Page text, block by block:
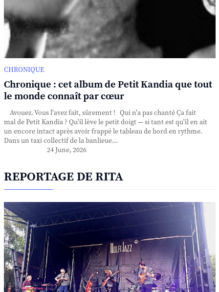
CHRONIQUE
Chronique : cet album de Petit Kandia que tout
le monde connaît par cœur
Avouez. Vous l'avez fait, sûrement ! Qui n'a pas chanté Ça fait
mal de Petit Kandia ? Qu'il lève le petit doigt — si tant est qu'il en ait
un encore intact après avoir frappé le tableau de bord en rythme.
Dans un taxi collectif de la banlieue...
24 June, 2026
REPORTAGE DE RITA